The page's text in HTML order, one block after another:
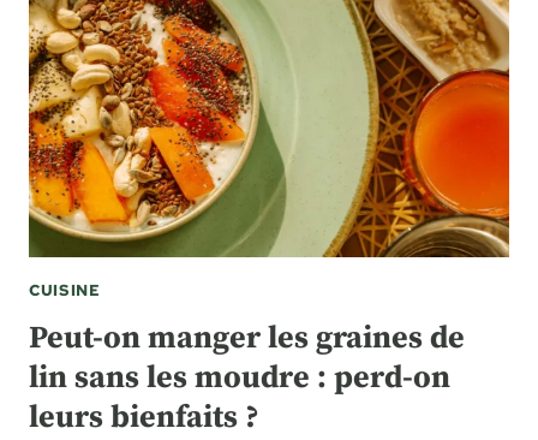
CUISINE
Peut-on manger les graines de
lin sans les moudre : perd-on
leurs bienfaits ?